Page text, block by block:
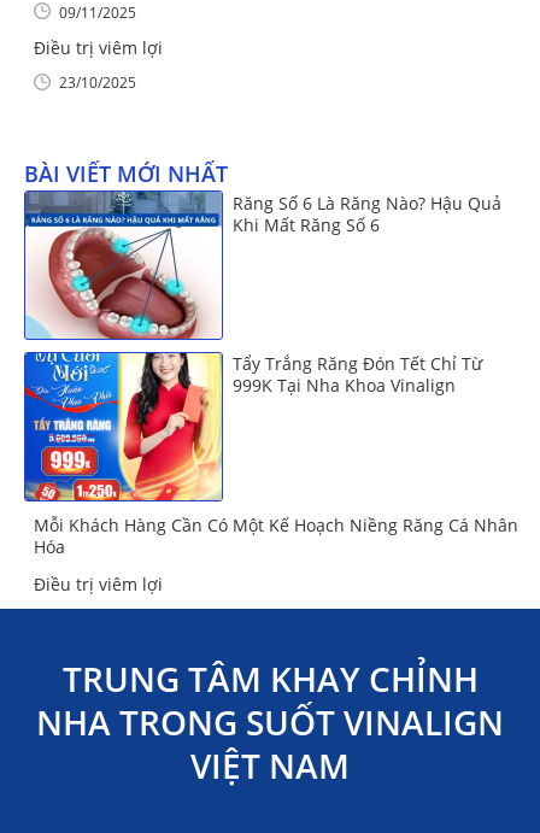
09/11/2025
Điều trị viêm lợi
23/10/2025
BÀI VIẾT MỚI NHẤT
Răng Số 6 Là Răng Nào? Hậu Quả
Khi Mất Răng Số 6
Tẩy Trắng Răng Đón Tết Chỉ Từ
999K Tại Nha Khoa Vinalign
Mỗi Khách Hàng Cần Có Một Kế Hoạch Niềng Răng Cá Nhân
Hóa
Điều trị viêm lợi
TRUNG TÂM KHAY CHỈNH
NHA TRONG SUỐT VINALIGN
VIỆT NAM